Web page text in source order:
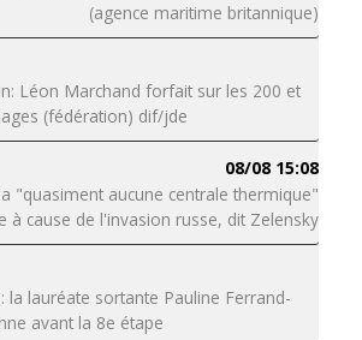
(agence maritime britannique)
Léon Marchand forfait sur les 200 et
(fédération) dif/jde
08/08 15:08
"quasiment aucune centrale thermique"
à cause de l'invasion russe, dit Zelensky
la lauréate sortante Pauline Ferrand-
avant la 8e étape